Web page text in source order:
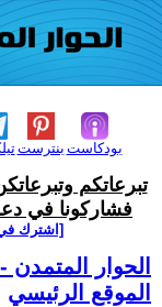
بنترست بودكاست
تبرعاتكم
فشاركونا في
[اشترك في
الحوار المتمدن
الموقع الرئيسي